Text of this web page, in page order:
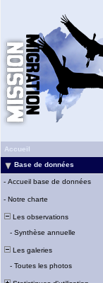
Accueil
Base de données
- Accueil base de données
- Notre charte
Les observations
- Synthèse annuelle
Les galeries
- Toutes les photos